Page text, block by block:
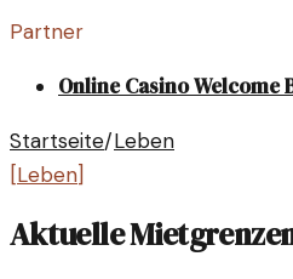
Partner
Online Casino Welcome
Startseite/Leben
[Leben]
Aktuelle